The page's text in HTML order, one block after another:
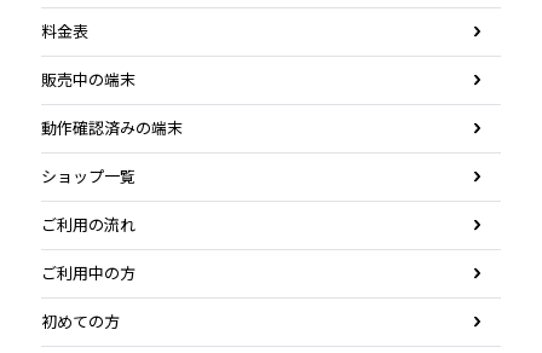
料金表
販売中の端末
動作確認済みの端末
ショップ一覧
ご利用の流れ
ご利用中の方
初めての方